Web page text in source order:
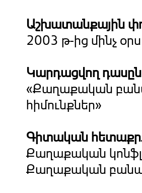
Աշխատանքային
2003 թ-ից մինչ
Կարդացվող
«Քաղաքական
հիմունքներ»
Գիտական
Քաղաքական
Քաղաքական